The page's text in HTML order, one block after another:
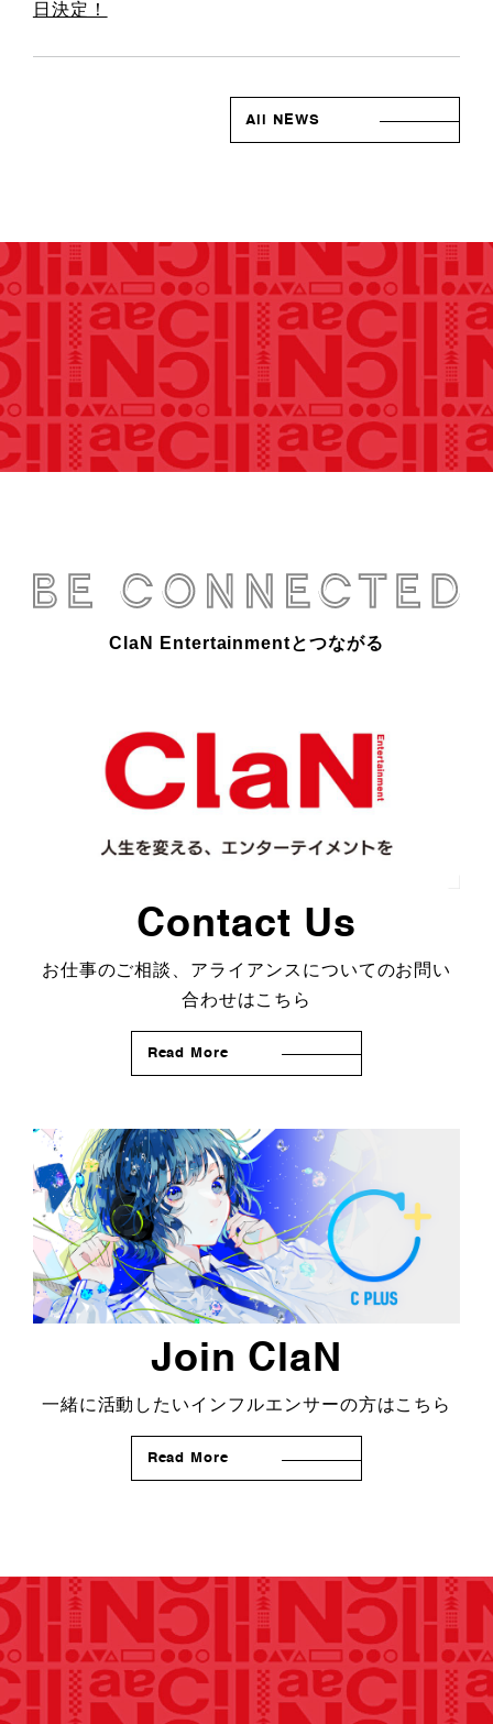
日決定！
All NEWS
ClaN Entertainmentとつながる
Contact Us
お仕事のご相談、アライアンスについてのお問い
合わせはこちら
Read More
Join ClaN
一緒に活動したいインフルエンサーの方はこちら
Read More